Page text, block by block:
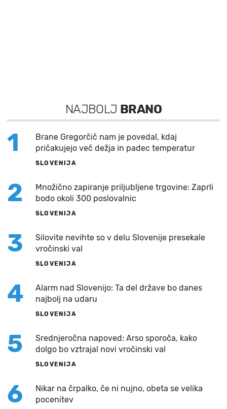
NAJBOLJ BRANO
1
Brane Gregorčič nam je povedal, kdaj
pričakujejo več dežja in padec temperatur
SLOVENIJA
2
Množično zapiranje priljubljene trgovine: Zaprli
bodo okoli 300 poslovalnic
SLOVENIJA
3
Silovite nevihte so v delu Slovenije presekale
vročinski val
SLOVENIJA
4
Alarm nad Slovenijo: Ta del države bo danes
najbolj na udaru
SLOVENIJA
5
Srednjeročna napoved: Arso sporoča, kako
dolgo bo vztrajal novi vročinski val
SLOVENIJA
6
Nikar na črpalko, če ni nujno, obeta se velika
pocenitev